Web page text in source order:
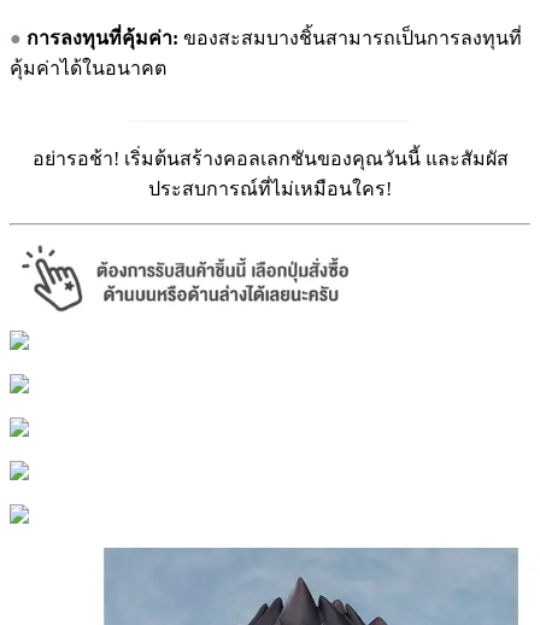
● การลงทุนที่คุ้มค่า: ของสะสมบางชิ้นสามารถเป็นการลงทุนที่
คุ้มค่าได้ในอนาคต
อย่ารอช้า! เริ่มต้นสร้างคอลเลกชันของคุณวันนี้ และสัมผัส
ประสบการณ์ที่ไม่เหมือนใคร!